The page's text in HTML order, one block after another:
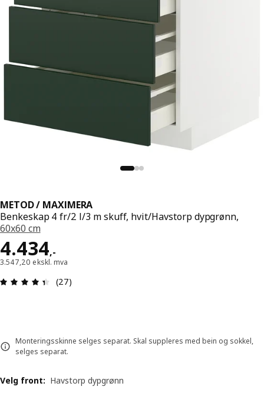
METOD / MAXIMERA
Benkeskap 4 fr/2 l/3 m skuff, hvit/Havstorp dypgrønn,
60x60 cm
4.434,-
Pris 4434,-
3.547,20 ekskl. mva
Produktomtale: 4.4 ingen kundevurdering 5
(27)
Monteringsskinne selges separat. Skal suppleres med bein og sokkel,
selges separat.
Velg front: Havstorp dypgrønn